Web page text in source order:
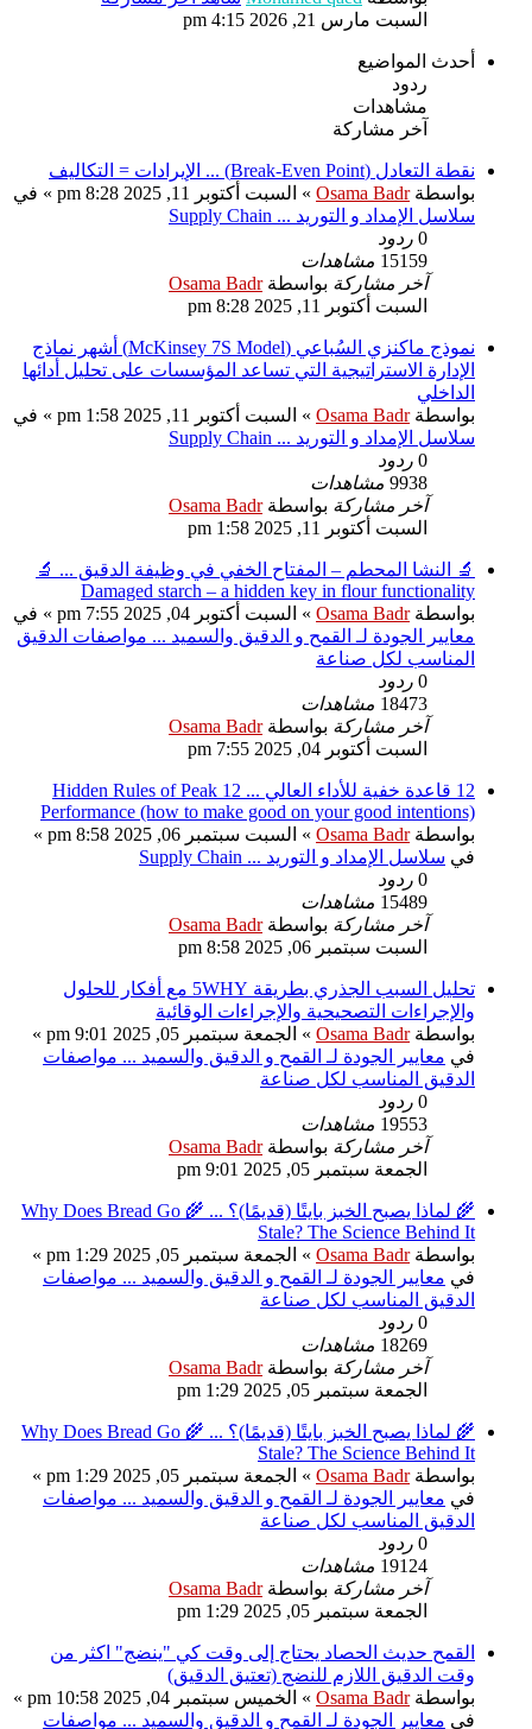
السبت مارس 21, 2026 4:15 pm
أحدث المواضيع
ردود
مشاهدات
آخر مشاركة
نقطة التعادل (Break-Even Point) ... الإيرادات = التكاليف
بواسطةOsama Badr » السبت أكتوبر 11, 2025 8:28 pm » في
سلاسل الإمداد و التوريد ... Supply Chain
0 ردود
15159 مشاهدات
آخر مشاركة بواسطةOsama Badr
السبت أكتوبر 11, 2025 8:28 pm
نموذج ماكنزي السُباعي (McKinsey 7S Model) أشهر نماذج
الإدارة الاستراتيجية التي تساعد المؤسسات على تحليل أدائها
الداخلي
بواسطةOsama Badr » السبت أكتوبر 11, 2025 1:58 pm » في
سلاسل الإمداد و التوريد ... Supply Chain
0 ردود
9938 مشاهدات
آخر مشاركة بواسطةOsama Badr
السبت أكتوبر 11, 2025 1:58 pm
🔬 النشا المحطم – المفتاح الخفي في وظيفة الدقيق ... 🔬
Damaged starch – a hidden key in flour functionality
بواسطةOsama Badr » السبت أكتوبر 04, 2025 7:55 pm » في
معايير الجودة لـ القمح و الدقيق والسميد ... مواصفات الدقيق
المناسب لكل صناعة
0 ردود
18473 مشاهدات
آخر مشاركة بواسطةOsama Badr
السبت أكتوبر 04, 2025 7:55 pm
12 قاعدة خفية للأداء العالي ... 12 Hidden Rules of Peak
Performance (how to make good on your good intentions)
بواسطةOsama Badr
» السبت سبتمبر 06, 2025 8:58 pm »
في سلاسل الإمداد و التوريد ... Supply Chain
0 ردود
15489 مشاهدات
آخر مشاركة بواسطةOsama Badr
السبت سبتمبر 06, 2025 8:58 pm
تحليل السبب الجذري بطريقة 5WHY مع أفكار للحلول
والإجراءات التصحيحية والإجراءات الوقائية
بواسطةOsama Badr
» الجمعة سبتمبر 05, 2025 9:01 pm »
في معايير الجودة لـ القمح و الدقيق والسميد ... مواصفات
الدقيق المناسب لكل صناعة
0 ردود
19553 مشاهدات
آخر مشاركة بواسطةOsama Badr
الجمعة سبتمبر 05, 2025 9:01 pm
🌾 لماذا يصبح الخبز بايتًا (قديمًا)؟ ... 🌾 Why Does Bread Go
Stale? The Science Behind It
بواسطةOsama Badr
» الجمعة سبتمبر 05, 2025 1:29 pm »
في معايير الجودة لـ القمح و الدقيق والسميد ... مواصفات
الدقيق المناسب لكل صناعة
0 ردود
18269 مشاهدات
آخر مشاركة بواسطةOsama Badr
الجمعة سبتمبر 05, 2025 1:29 pm
🌾 لماذا يصبح الخبز بايتًا (قديمًا)؟ ... 🌾 Why Does Bread Go
Stale? The Science Behind It
بواسطةOsama Badr
» الجمعة سبتمبر 05, 2025 1:29 pm »
في معايير الجودة لـ القمح و الدقيق والسميد ... مواصفات
الدقيق المناسب لكل صناعة
0 ردود
19124 مشاهدات
آخر مشاركة بواسطةOsama Badr
الجمعة سبتمبر 05, 2025 1:29 pm
القمح حديث الحصاد يحتاج إلى وقت كي "ينضج" اكثر من
وقت الدقيق اللازم للنضج (تعتيق الدقيق)
بواسطةOsama Badr
» الخميس سبتمبر 04, 2025 10:58 pm »
في معايير الجودة لـ القمح و الدقيق والسميد ... مواصفات